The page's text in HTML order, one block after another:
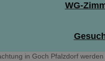
WG-
in Goch Pfalzdorf